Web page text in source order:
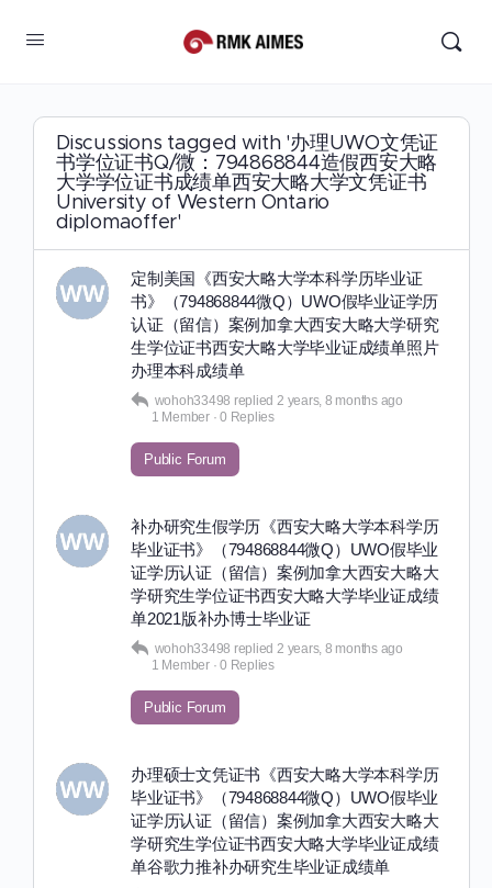
Discussions tagged with '办理UWO文凭证
书学位证书Q/微：794868844造假西安大略
大学学位证书成绩单西安大略大学文凭证书
University of Western Ontario
diplomaoffer'
定制美国《西安大略大学本科学历毕业证
书》（794868844微Q）UWO假毕业证学历
认证（留信）案例加拿大西安大略大学研究
生学位证书西安大略大学毕业证成绩单照片
办理本科成绩单
wohoh33498 replied 2 years, 8 months ago
1 Member · 0 Replies
Public Forum
补办研究生假学历《西安大略大学本科学历
毕业证书》（794868844微Q）UWO假毕业
证学历认证（留信）案例加拿大西安大略大
学研究生学位证书西安大略大学毕业证成绩
单2021版补办博士毕业证
wohoh33498 replied 2 years, 8 months ago
1 Member · 0 Replies
Public Forum
办理硕士文凭证书《西安大略大学本科学历
毕业证书》（794868844微Q）UWO假毕业
证学历认证（留信）案例加拿大西安大略大
学研究生学位证书西安大略大学毕业证成绩
单谷歌力推补办研究生毕业证成绩单